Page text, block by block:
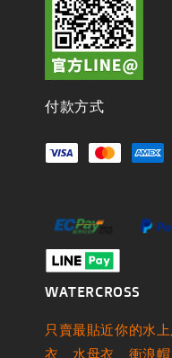
付款方式
WATERCROSS
只賣最貼近你的水